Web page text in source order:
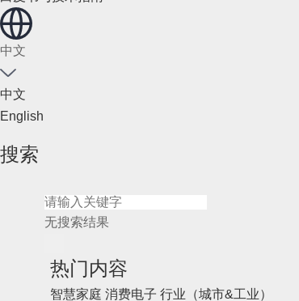
中文
中文
English
搜索
无搜索结果
热门内容
智慧家庭 消费电子 行业（城市&工业）